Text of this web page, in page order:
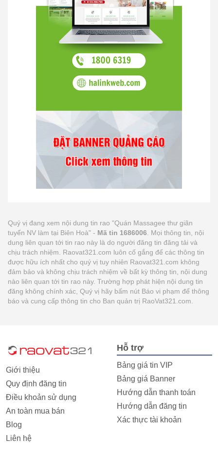
Quý vị đang xem nội dung tin rao "Quán Massagee thư giãn
tuyển NV làm tại Biên Hoà" - Mã tin 1686006 . Mọi thông tin, nội
dung liên quan tới tin rao này là do người đăng tin đăng tải và
chịu trách nhiệm. Raovat321.com luôn cố gắng để các thông tin
được hữu ích nhất cho quý vị tuy nhiên Raovat321.com không
đảm bảo và không chịu trách nhiệm về bất kỳ thông tin, nội dung
nào liên quan tới tin rao này. Trường hợp phát hiện nội dung tin
đăng không chính xác, Quý vị hãy bấm nút Báo vi phạm để thông
báo và cung cấp thông tin cho Ban quản trị RaoVat321.com.
Giới thiệu
Quy định đăng tin
Điều khoản sử dụng
An toàn mua bán
Blog
Liên hệ
Hỗ trợ
Bảng giá tin VIP
Bảng giá Banner
Hướng dẫn thanh toán
Hướng dẫn đăng tin
Xác thực tài khoản